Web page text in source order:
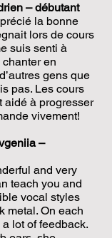
– débutant
la bonne
lors de cours
suis senti à
chanter en
gens que
pas. Les cours
aidé à progresser
vivement!
–
and very
teach you and
vocal styles
metal. On each
lot of feedback.